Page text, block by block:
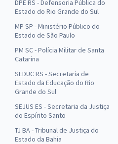
DPE RS - Defensoria Pública do
Estado do Rio Grande do Sul
MP SP - Ministério Público do
Estado de São Paulo
PM SC - Polícia Militar de Santa
Catarina
SEDUC RS - Secretaria de
Estado da Educação do Rio
Grande do Sul
SEJUS ES - Secretaria da Justiça
do Espírito Santo
TJ BA - Tribunal de Justiça do
Estado da Bahia